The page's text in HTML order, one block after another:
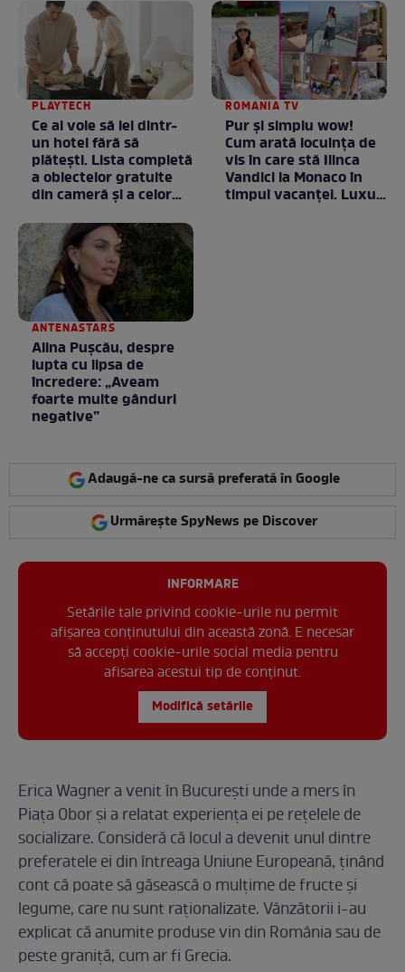
PLAYTECH
Ce ai voie să iei dintr-
un hotel fără să
plătești. Lista completă
a obiectelor gratuite
din cameră și a celor
proprietatea unității
ROMANIA TV
Pur și simplu wow!
Cum arată locuința de
vis în care stă Ilinca
Vandici la Monaco în
timpul vacanței. Luxul
ANTENASTARS
Alina Pușcău, despre
lupta cu lipsa de
încredere: „Aveam
foarte multe gânduri
negative”
Adaugă-ne ca sursă preferată în Google
Urmărește SpyNews pe Discover
INFORMARE
Setările tale privind cookie-urile nu permit
afișarea conținutului din această zonă. E necesar
să accepți cookie-urile social media pentru
afisarea acestui tip de conținut.
Modifică setările
Erica Wagner a venit în București unde a mers în
Piața Obor și a relatat experiența ei pe rețelele de
socializare. Consideră că locul a devenit unul dintre
preferatele ei din întreaga Uniune Europeană, ținând
cont că poate să găsească o mulțime de fructe și
legume, care nu sunt raționalizate. Vânzătorii i-au
explicat că anumite produse vin din România sau de
peste graniță, cum ar fi Grecia.